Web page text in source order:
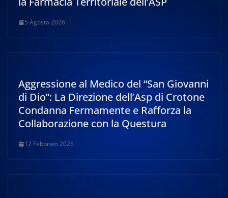
5 Agosto 2026
Aggressione al Medico del “San Giovanni
di Dio”: La Direzione dell’Asp di Crotone
Condanna Fermamente e Rafforza la
Collaborazione con la Questura
12 Febbraio 2026